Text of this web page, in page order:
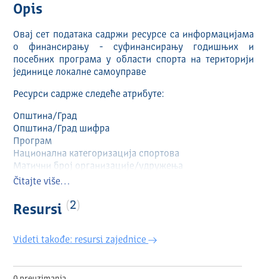
Opis
Овај сет података садржи ресурсе са информацијама
о финансирању - суфинансирању годишњих и
посебних програма у области спорта на територији
јединице локалне самоуправе
Ресурси садрже следеће атрибуте:
Општина/Град
Општина/Град шифра
Програм
Национална категоризација спортова
Матични број организације/удружења
Пун назив организације
Седиште спортске организације
Број одлуке/решења
Година
Тражени износ средстава
Čitajte više…
Resursi 2
Videti takođe: resursi zajednice